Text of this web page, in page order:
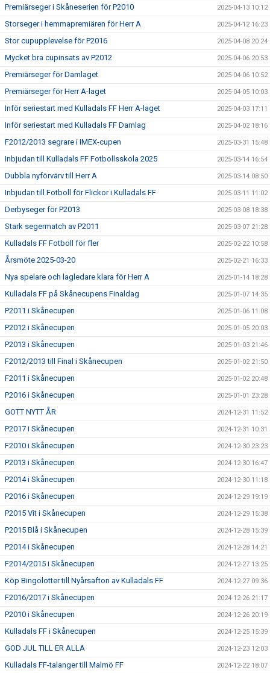
Premiärseger i Skåneserien för P2010 2025-04-13 10:12
Storseger i hemmapremiären för Herr A 2025-04-12 16:23
Stor cupupplevelse för P2016 2025-04-08 20:24
Mycket bra cupinsats av P2012 2025-04-06 20:53
Premiärseger för Damlaget 2025-04-06 10:52
Premiärseger för Herr A-laget 2025-04-05 10:03
Inför seriestart med Kulladals FF Herr A-laget 2025-04-03 17:11
Inför seriestart med Kulladals FF Damlag 2025-04-02 18:16
F2012/2013 segrare i IMEX-cupen 2025-03-31 15:48
Inbjudan till Kulladals FF Fotbollsskola 2025 2025-03-14 16:54
Dubbla nyförvärv till Herr A 2025-03-14 08:50
Inbjudan till Fotboll för Flickor i Kulladals FF 2025-03-11 11:02
Derbyseger för P2013 2025-03-08 18:38
Stark segermatch av P2011 2025-03-07 21:28
Kulladals FF Fotboll för fler 2025-02-22 10:58
Årsmöte 2025-03-20 2025-02-21 16:33
Nya spelare och lagledare klara för Herr A 2025-01-14 18:28
Kulladals FF på Skånecupens Finaldag 2025-01-07 14:35
P2011 i Skånecupen 2025-01-06 11:08
P2012 i Skånecupen 2025-01-05 20:03
P2013 i Skånecupen 2025-01-03 21:46
F2012/2013 till Final i Skånecupen 2025-01-02 21:50
F2011 i Skånecupen 2025-01-02 20:48
P2016 i Skånecupen 2025-01-01 23:28
GOTT NYTT ÅR 2024-12-31 11:52
P2017 i Skånecupen 2024-12-31 10:31
F2010 i Skånecupen 2024-12-30 23:23
P2013 i Skånecupen 2024-12-30 16:47
P2014 i Skånecupen 2024-12-30 11:18
P2016 i Skånecupen 2024-12-29 19:19
P2015 Vit i Skånecupen 2024-12-29 15:38
P2015 Blå i Skånecupen 2024-12-28 15:39
P2014 i Skånecupen 2024-12-28 14:21
F2014/2015 i Skånecupen 2024-12-27 13:25
Köp Bingolotter till Nyårsafton av Kulladals FF 2024-12-27 09:36
F2016/2017 i Skånecupen 2024-12-26 21:17
P2010 i Skånecupen 2024-12-26 20:19
Kulladals FF i Skånecupen 2024-12-25 15:39
GOD JUL TILL ER ALLA 2024-12-23 12:03
Kulladals FF-talanger till Malmö FF 2024-12-22 18:07